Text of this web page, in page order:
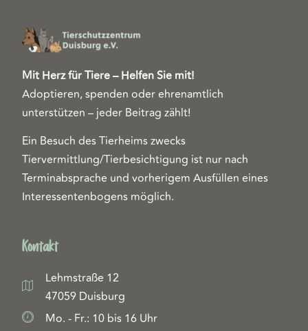
Mit Herz für Tiere – Helfen Sie mit!
Adoptieren, spenden oder ehrenamtlich
unterstützen – jeder Beitrag zählt!
Ein Besuch des Tierheims zwecks
Tiervermittlung/Tierbesichtigung ist nur nach
Terminabsprache und vorherigem Ausfüllen eines
Interessentenbogens möglich.
Kontakt
Lehmstraße 12
47059 Duisburg
Mo. - Fr.: 10 bis 16 Uhr